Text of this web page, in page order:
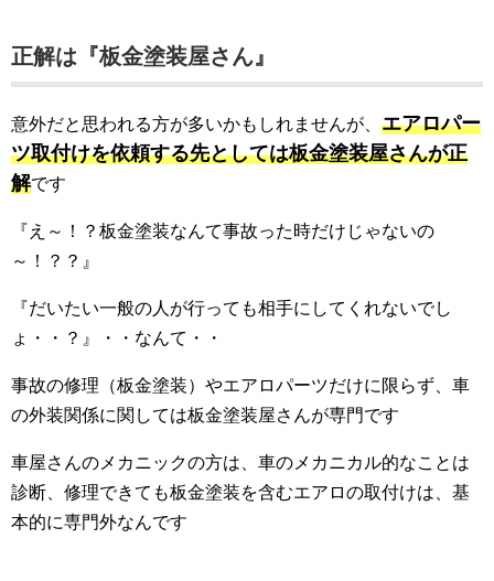
正解は『板金塗装屋さん』
意外だと思われる方が多いかもしれませんが、 エアロパー
ツ取付けを依頼する先としては板金塗装屋さんが正
解です
『え～！？板金塗装なんて事故った時だけじゃないの
～！？？』
『だいたい一般の人が行っても相手にしてくれないでし
ょ・・？』・・なんて・・
事故の修理（板金塗装）やエアロパーツだけに限らず、車
の外装関係に関しては板金塗装屋さんが専門です
車屋さんのメカニックの方は、車のメカニカル的なことは
診断、修理できても板金塗装を含むエアロの取付けは、基
本的に専門外なんです